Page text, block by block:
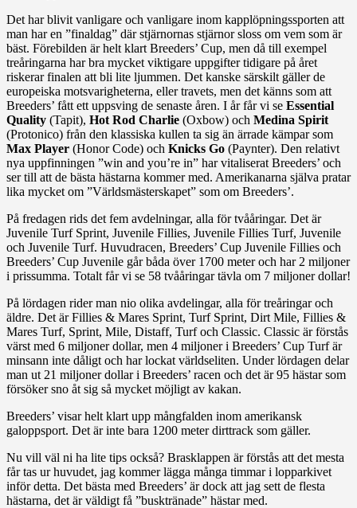
Det har blivit vanligare och vanligare inom kapplöpningssporten att
man har en ”finaldag” där stjärnornas stjärnor sloss om vem som är
bäst. Förebilden är helt klart Breeders’ Cup, men då till exempel
treåringarna har bra mycket viktigare uppgifter tidigare på året
riskerar finalen att bli lite ljummen. Det kanske särskilt gäller de
europeiska motsvarigheterna, eller travets, men det känns som att
Breeders’ fått ett uppsving de senaste åren. I år får vi se Essential
Quality (Tapit), Hot Rod Charlie (Oxbow) och Medina Spirit
(Protonico) från den klassiska kullen ta sig än ärrade kämpar som
Max Player (Honor Code) och Knicks Go (Paynter). Den relativt
nya uppfinningen ”win and you’re in” har vitaliserat Breeders’ och
ser till att de bästa hästarna kommer med. Amerikanarna själva pratar
lika mycket om ”Världsmästerskapet” som om Breeders’.
På fredagen rids det fem avdelningar, alla för tvååringar. Det är
Juvenile Turf Sprint, Juvenile Fillies, Juvenile Fillies Turf, Juvenile
och Juvenile Turf. Huvudracen, Breeders’ Cup Juvenile Fillies och
Breeders’ Cup Juvenile går båda över 1700 meter och har 2 miljoner
i prissumma. Totalt får vi se 58 tvååringar tävla om 7 miljoner dollar!
På lördagen rider man nio olika avdelingar, alla för treåringar och
äldre. Det är Fillies & Mares Sprint, Turf Sprint, Dirt Mile, Fillies &
Mares Turf, Sprint, Mile, Distaff, Turf och Classic. Classic är förstås
värst med 6 miljoner dollar, men 4 miljoner i Breeders’ Cup Turf är
minsann inte dåligt och har lockat världseliten. Under lördagen delar
man ut 21 miljoner dollar i Breeders’ racen och det är 95 hästar som
försöker sno åt sig så mycket möjligt av kakan.
Breeders’ visar helt klart upp mångfalden inom amerikansk
galoppsport. Det är inte bara 1200 meter dirttrack som gäller.
Nu vill väl ni ha lite tips också? Brasklappen är förstås att det mesta
får tas ur huvudet, jag kommer lägga många timmar i lopparkivet
inför detta. Det bästa med Breeders’ är dock att jag sett de flesta
hästarna, det är väldigt få ”busktränade” hästar med.